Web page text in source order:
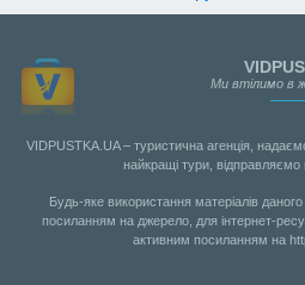
Ми втілимо в
VIDPUSTKA.UA – туристична агенція,
найкращі тури, відправляємо
Будь-яке використання матеріалів
посиланням на джерело, для інтернет-
активним посиланням на